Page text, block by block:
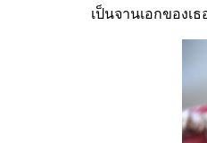
เป็นจานเอกของเ